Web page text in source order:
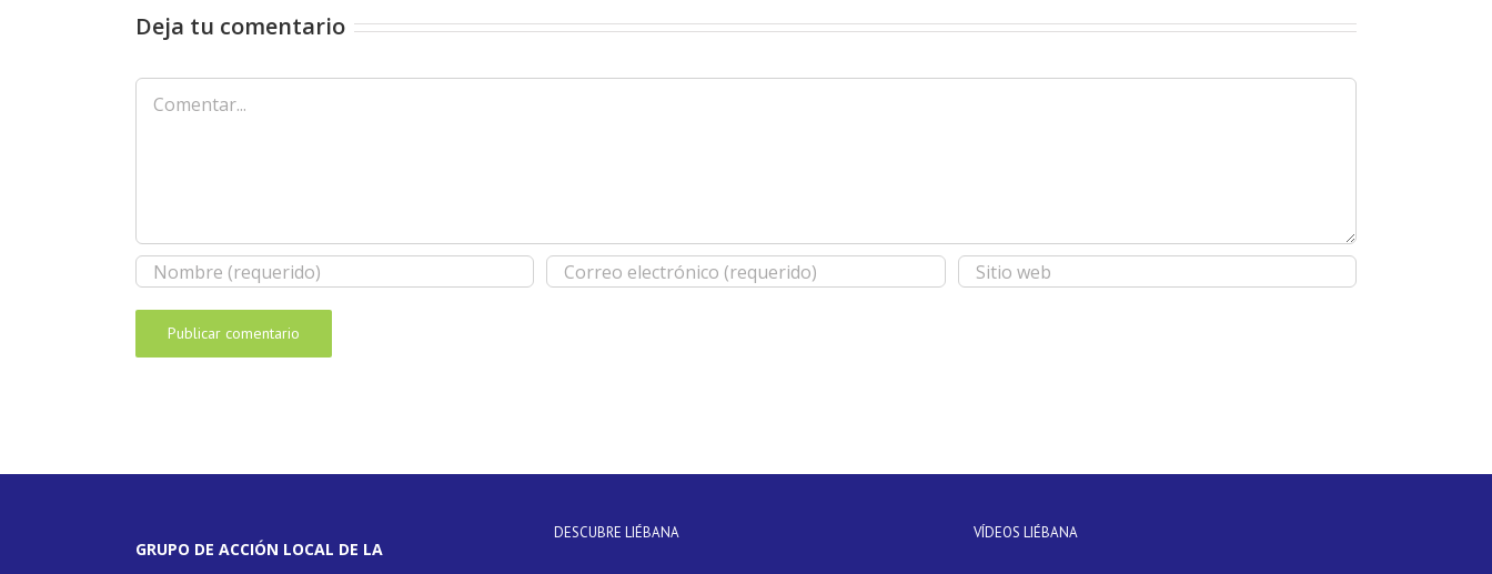
Deja tu comentario
Comentar
GRUPO DE ACCIÓN LOCAL DE LA
DESCUBRE LIÉBANA VÍDEOS LIÉBANA